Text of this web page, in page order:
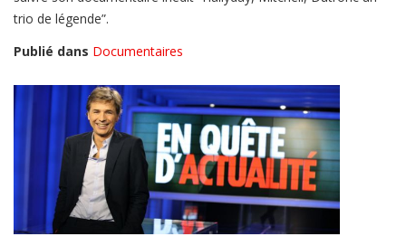
trio de légende”.
Publié dans Documentaires